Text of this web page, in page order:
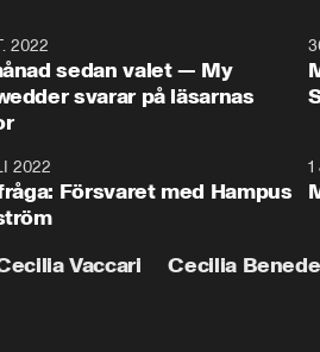
35:18
2022
sedan valet — My
svarar på läsarnas
13:14
2022
Försvaret med Hampus
Vaccari Cecilia